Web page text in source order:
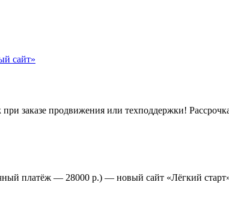
заказе продвижения или техподдержки!
платёж — 28000 р.) — новый сайт «Лёгкий